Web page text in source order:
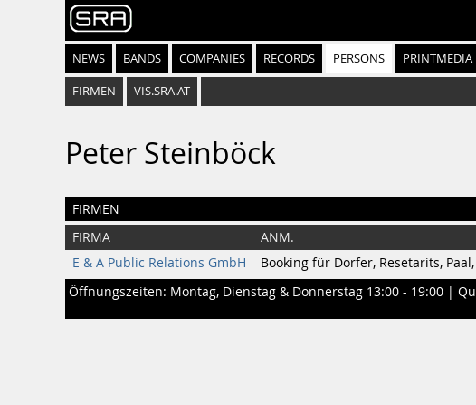
NEWS BANDS COMPANIES RECORDS PERSONS PRINTMEDIA
FIRMEN VIS.SRA.AT
Peter Steinböck
FIRMEN
FIRMA
ANM.
E & A Public Relations GmbH
Booking für Dorfer, Resetarits,
Öffnungszeiten: Montag, Dienstag & Donnerstag 13:00 - 19:00 |